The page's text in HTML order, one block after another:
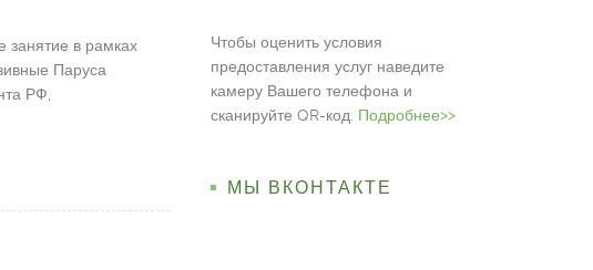
в рамках
Паруса
РФ,
Чтобы оценить условия
предоставления услуг наведите
камеру Вашего телефона и
сканируйте QR-код. Подробнее>>
МЫ ВКОНТАКТЕ